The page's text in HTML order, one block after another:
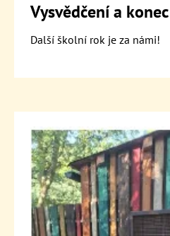
Vysvědčení a
Další školní rok je za námi!